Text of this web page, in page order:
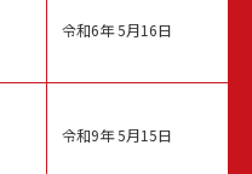
令和6年 5月16日
令和9年 5月15日